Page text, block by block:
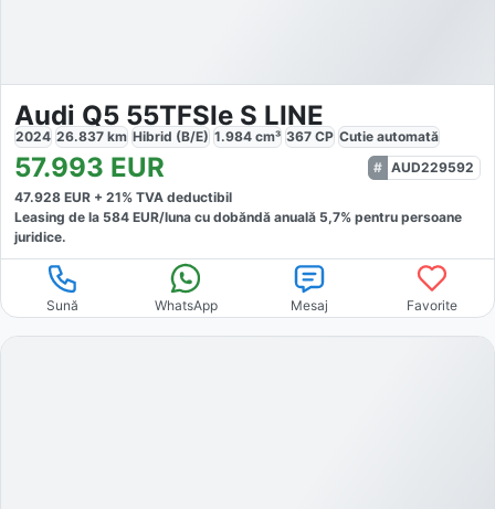
Audi Q5 55TFSIe S LINE
2024 26.837 km Hibrid (B/E) 1.984 cm³ 367 CP Cutie automată
57.993 EUR
AUD229592
47.928 EUR + 21% TVA deductibil
Leasing de la 584 EUR/luna cu dobăndă anuală 5,7% pentru persoane
juridice.
Sună WhatsApp Mesaj Favorite